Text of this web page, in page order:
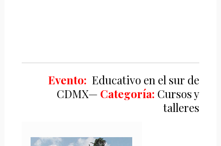
Evento: Educativo en el sur de
CDMX— Categoría: Cursos y
talleres